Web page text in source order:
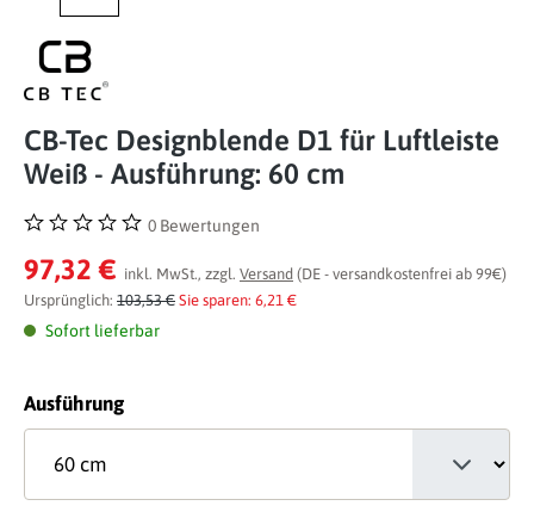
CB-Tec Designblende D1 für Luftleiste
Weiß - Ausführung: 60 cm
Durchschnittliche Bewertung von 0 von 5 Sternen
0 Bewertungen
97,32 € inkl. MwSt., zzgl. Versand (DE - versandkostenfrei ab 99€)
Ursprünglich: 103,53 € Sie sparen: 6,21 €
Sofort lieferbar
Ausführungauswählen